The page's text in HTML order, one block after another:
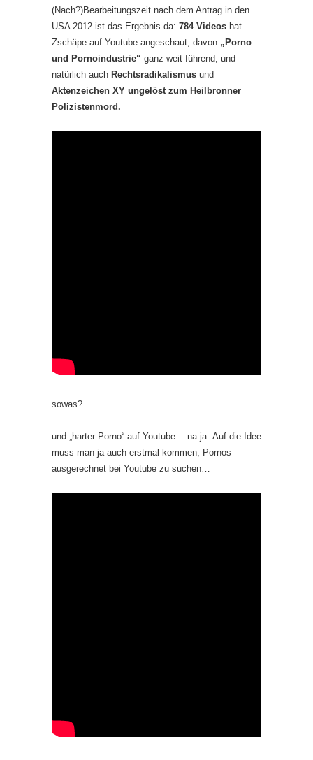
(Nach?)Bearbeitungszeit nach dem Antrag in den
USA 2012 ist das Ergebnis da: 784 Videos hat
Zschäpe auf Youtube angeschaut, davon „Porno
und Pornoindustrie“ ganz weit führend, und
natürlich auch Rechtsradikalismus und
Aktenzeichen XY ungelöst zum Heilbronner
Polizistenmord.
sowas?
und „harter Porno“ auf Youtube… na ja. Auf die Idee
muss man ja auch erstmal kommen, Pornos
ausgerechnet bei Youtube zu suchen…